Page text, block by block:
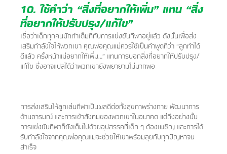
10. ใช้คำว่า “สิ่งที่อยากให้เพิ่ม” แทน “สิ่ง
ที่อยากให้ปรับปรุง/แก้ไข”
เชื่อว่าเด็กทุกคนมักทำเต็มที่กับการแข่งขันกีฬาอยู่แล้ว ดังนั้นเพื่อส่ง
เสริมกำลังใจให้พวกเขา คุณพ่อคุณแม่ควรใช้เป็นคำพูดที่ว่า “ลูกทำได้
ดีแล้ว ครั้งหน้าแม่อยากให้เพิ่ม…” แทนการบอกสิ่งที่อยากให้ปรับปรุง/
แก้ไข ซึ่งอาจแปลได้ว่าพวกเขายังพยายามไม่มากพอ
การส่งเสริมให้ลูกเล่นกีฬาเป็นผลดีต่อทั้งสุขภาพร่างกาย พัฒนาการ
ด้านอารมณ์ และการเข้าสังคมของพวกเขาในอนาคต แต่ถึงอย่างนั้น
การแข่งขันกีฬาก็ยังเต็มไปด้วยอุปสรรคที่เด็ก ๆ ต้องเผชิญ และการได้
รับกำลังใจจากคุณพ่อคุณแม่จะช่วยให้เขาพร้อมลุยกับทุกปัญหาจน
สำเร็จ